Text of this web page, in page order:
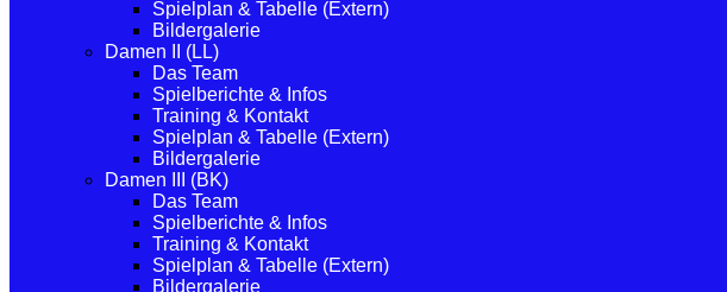
Spielplan & Tabelle (Extern)
Bildergalerie
Damen II (LL)
Das Team
Spielberichte & Infos
Training & Kontakt
Spielplan & Tabelle (Extern)
Bildergalerie
Damen III (BK)
Das Team
Spielberichte & Infos
Training & Kontakt
Spielplan & Tabelle (Extern)
Bildergalerie